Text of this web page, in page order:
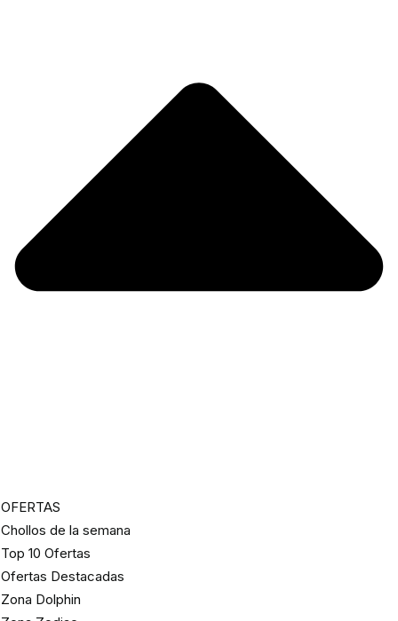
OFERTAS
Chollos de la semana
Top 10 Ofertas
Ofertas Destacadas
Zona Dolphin